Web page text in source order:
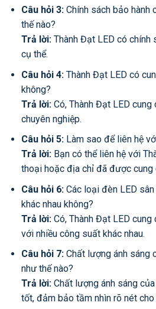
Câu hỏi 3:Chính sách bảo hành
thế nào?
Trả lời:Thành Đạt LED có chính
cụ thể.
Câu hỏi 4:Thành Đạt LED có
không?
Trả lời:Có, Thành Đạt LED
chuyên nghiệp.
Câu hỏi 5:Làm sao để liên hệ
Trả lời:Bạn có thể liên hệ với
thoại hoặc địa chỉ đã được cung
Câu hỏi 6:Các loại đèn LED
khác nhau không?
Trả lời:Có, Thành Đạt LED
với nhiều công suất khác nhau.
Câu hỏi 7:Chất lượng ánh sáng
như thế nào?
Trả lời:Chất lượng ánh sáng
tốt, đảm bảo tầm nhìn rõ nét